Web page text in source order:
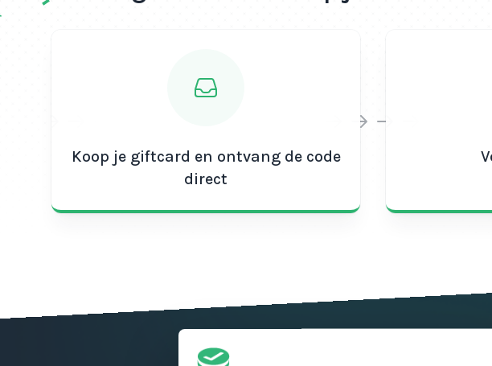
Koop je giftcard en ontvang de code
direct